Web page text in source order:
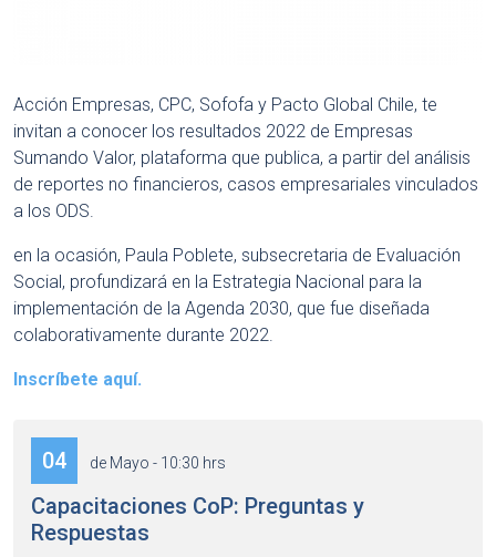
Acción Empresas, CPC, Sofofa y Pacto Global Chile, te
invitan a conocer los resultados 2022 de Empresas
Sumando Valor, plataforma que publica, a partir del análisis
de reportes no financieros, casos empresariales vinculados
a los ODS.
en la ocasión, Paula Poblete, subsecretaria de Evaluación
Social, profundizará en la Estrategia Nacional para la
implementación de la Agenda 2030, que fue diseñada
colaborativamente durante 2022.
Inscríbete aquí.
04 de Mayo - 10:30 hrs
Capacitaciones CoP: Preguntas y
Respuestas